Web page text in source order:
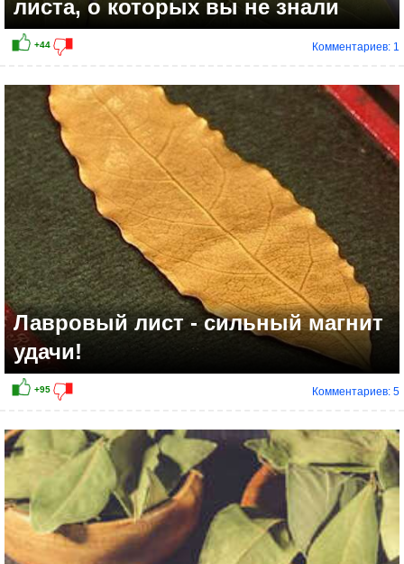
+28
листа, о которых вы не знали
Комментариев: 1
Лавровый лист - сильный магнит
удачи!
Комментариев: 5